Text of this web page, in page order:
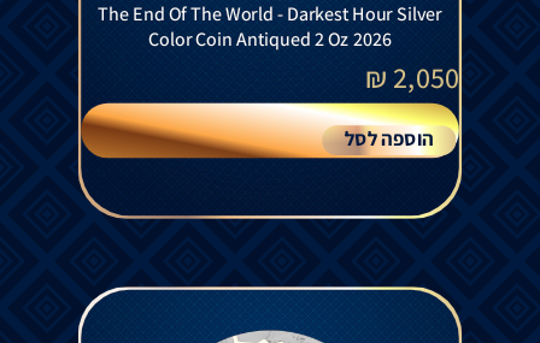
The End Of The World - Darkest Hour Silver
Color Coin Antiqued 2 Oz 2026
2,050
₪
הוספה לסל